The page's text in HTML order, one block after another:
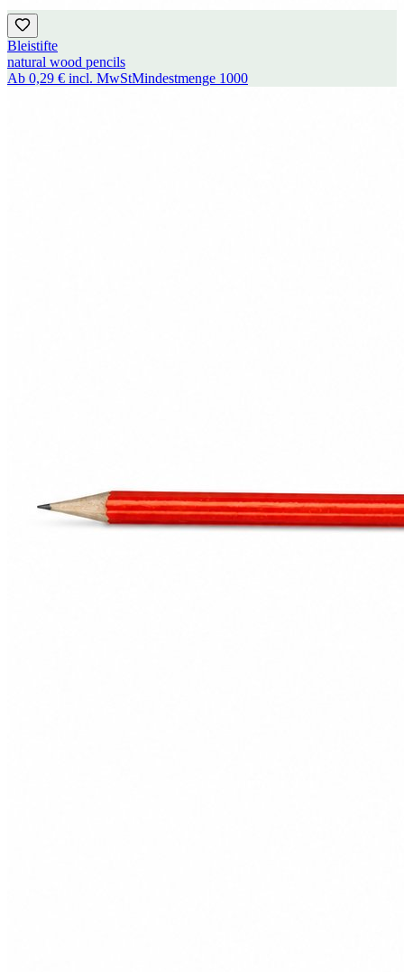
Bleistifte
natural wood pencils
Ab 0,29 € incl. MwStMindestmenge 1000